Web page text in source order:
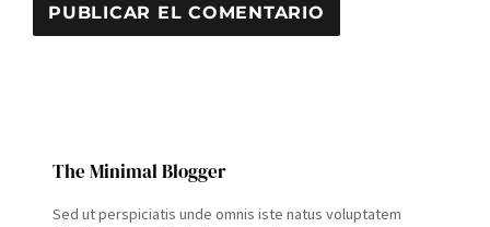
The Minimal Blogger
Sed ut perspiciatis unde omnis iste natus voluptatem